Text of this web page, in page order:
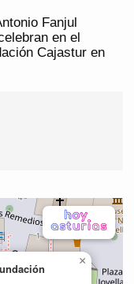
Fanjul
en el
Cajastur en